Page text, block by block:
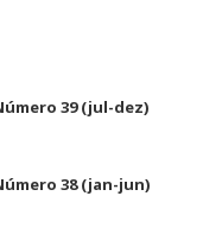
39 (jul-dez)
38 (jan-jun)